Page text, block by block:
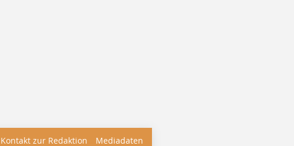
Kontakt zur Redaktion Mediadaten